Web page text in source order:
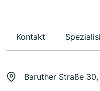
Kontakt
Baruther Straße